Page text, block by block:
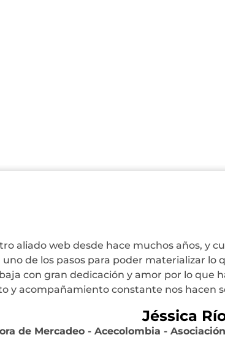
aliado web desde hace muchos años, y
de los pasos para poder materializar
con gran dedicación y amor por lo que
y acompañamiento constante nos hacen
Jéssica
de Mercadeo - Acecolombia -